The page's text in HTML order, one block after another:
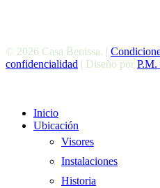
© 2026 Casa Benissa. |
confidencialidad | Diseño por P.M.
Cerrar Inicio
Ubicación
Visores
Instalaciones
Historia